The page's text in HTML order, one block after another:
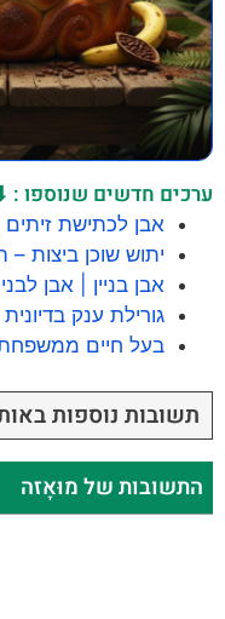
ערכים חדשים שנוספו :
אבן לכתישת
יתוש שוכן ביצות
אבן בניין | אבן
גורילת ענק
בעל חיים
תשובות נוספות
התשובות של מוּאָזה